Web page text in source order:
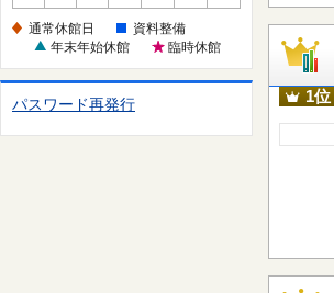
館
日
休
日
通常休館日
資料整備
年末年始休館
臨時休館
パスワード再発行 1位